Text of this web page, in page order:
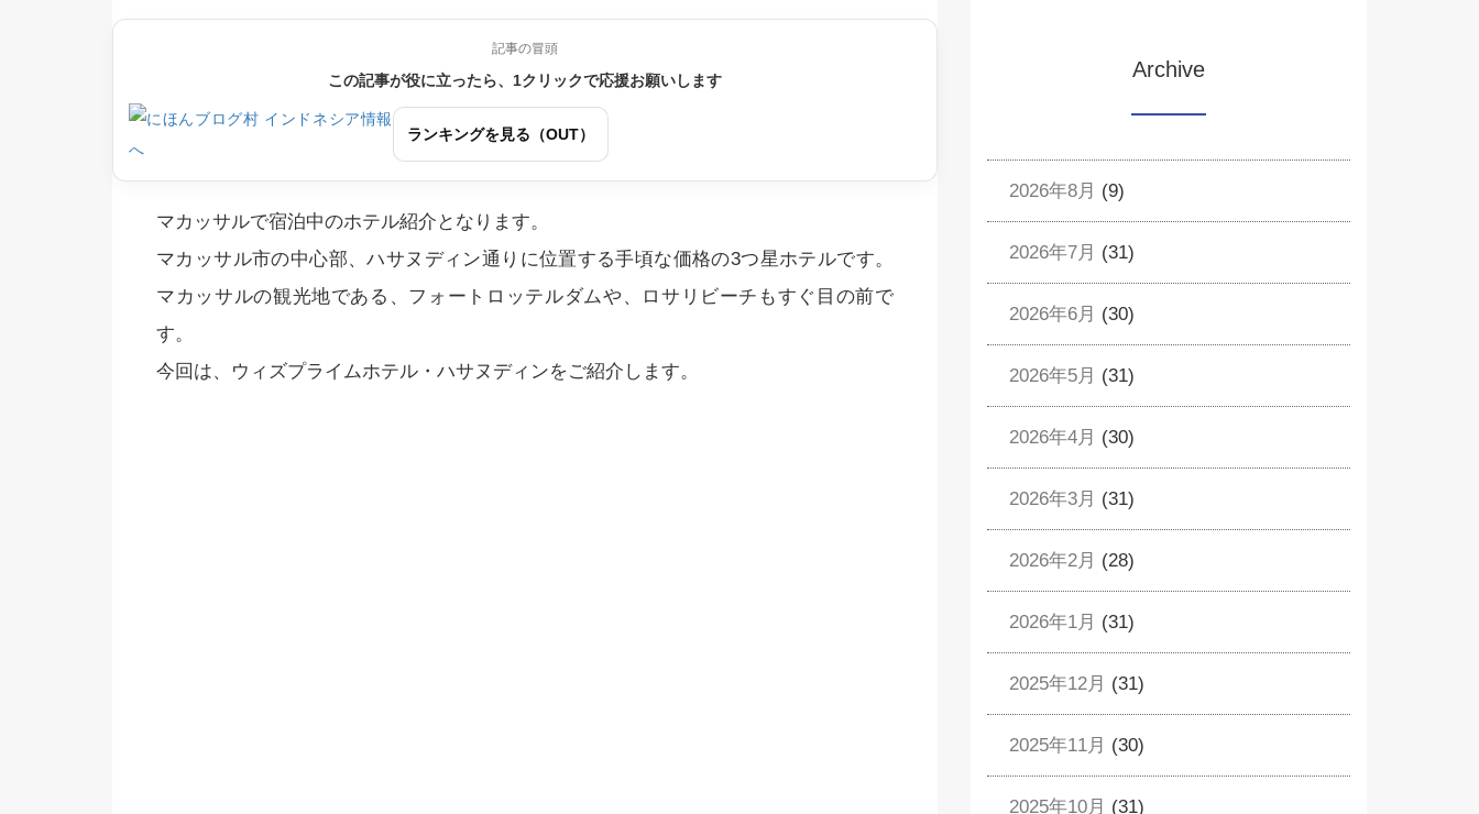
記事の冒頭
この記事が役に立ったら、1クリックで応援お願いします
ランキングを見る（OUT）
マカッサルで宿泊中のホテル紹介となります。
マカッサル市の中心部、ハサヌディン通りに位置する手頃な価格の3つ星ホテルです。
マカッサルの観光地である、フォートロッテルダムや、ロサリビーチもすぐ目の前で
す。
今回は、ウィズプライムホテル・ハサヌディンをご紹介します。
Archive
2026年8月 (9)
2026年7月 (31)
2026年6月 (30)
2026年5月 (31)
2026年4月 (30)
2026年3月 (31)
2026年2月 (28)
2026年1月 (31)
2025年12月 (31)
2025年11月 (30)
2025年10月 (31)